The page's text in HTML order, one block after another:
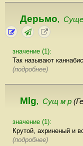
Дерьмо,
значение (1):
Так называют
(подробнее)
Mlg, Сущ м р
значение (1):
Крутой, ахриненый и
(подробнее)